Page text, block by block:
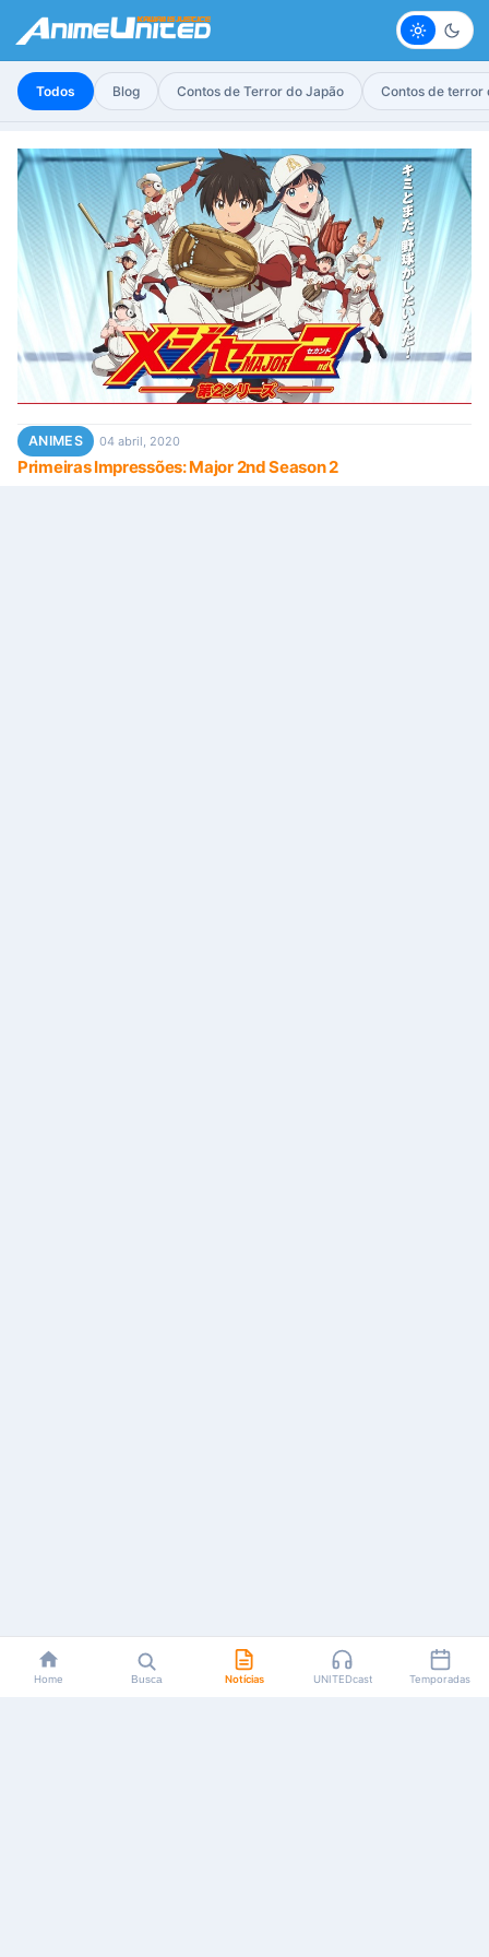
Claro
Todos Blog Contos de Terror do Japão Contos de terror
ANIMES 04 abril, 2020
Primeiras Impressões: Major 2nd Season 2
Home Busca Notícias UNITEDcast Temporadas